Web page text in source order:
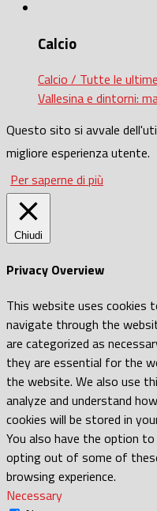
Calcio
Calcio / Tutte le
Vallesina e dintorni:
Questo sito si avvale
migliore esperienza utente.
Per saperne di più
Chiudi
Privacy Overview
This website uses cookies
navigate through the
are categorized as
they are essential for the
the website. We also use
analyze and understand
cookies will be stored in
You also have the option
opting out of some of
browsing experience.
Necessary